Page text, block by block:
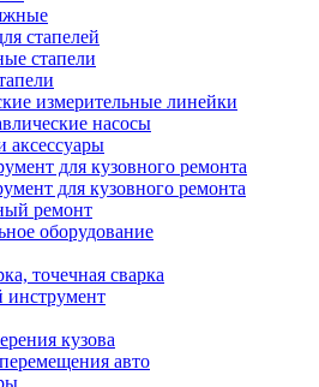
стапелей
стапели
измерительные линейки
насосы
аксессуары
для кузовного ремонта
для кузовного ремонта
ремонт
оборудование
точечная сварка
инструмент
кузова
авто